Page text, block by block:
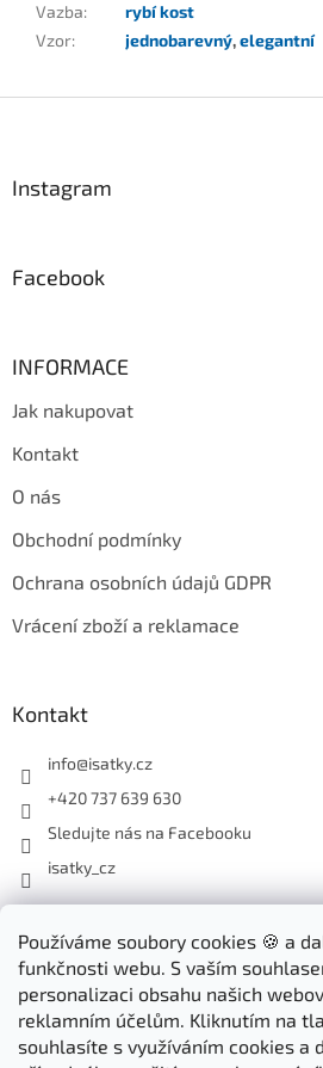
Používáme soubory cookies 🍪 a
funkčnosti webu. S vaším
personalizaci obsahu našich
reklamním účelům. Kliknutím na
souhlasíte s využíváním cookies a
Vazba:
rybí kost
Vzor: jednobarevný,elegantní
Instagram
Facebook
INFORMACE
Jak nakupovat
Kontakt
O nás
Obchodní podmínky
Ochrana osobních údajů GDPR
Vrácení zboží a reklamace
Kontakt
info@isatky.cz
+420 737 639 630
Sledujte nás na Facebooku
isatky_cz
Odebírat newsletter
Vložte svůj e-mail a my vám budeme
produktech na našem e-shopu.
E-mail